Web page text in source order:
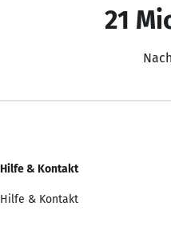
21
Hilfe & Kontakt
Hilfe & Kontakt